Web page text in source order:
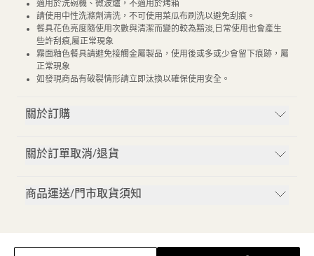
適用於洗碗機、微波爐，不適用於烤箱
請使用中性洗滌劑清洗，不可使用菜瓜布刷洗以避免刮痕。
餐具花色亮度隨使用次數與清潔而變的較為黯淡,日常使用也會產生
些許刮痕,屬正常現象
霧面釉色餐具請避免接觸金屬製品，使用後或多或少會留下痕跡，屬
正常現象
如發現商品有破裂情形請立即汰換以確保使用安全。
關於訂購
關於訂單取消/退貨
商品運送/門市取貨須知